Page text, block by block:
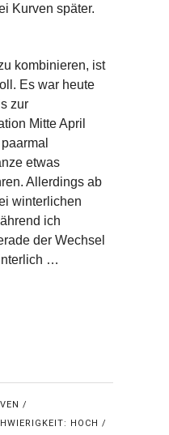
Kurven später.
kombinieren, ist
Es war heute
zur
Mitte April
etwas
Allerdings ab
winterlichen
ich
der Wechsel
…
HOCH